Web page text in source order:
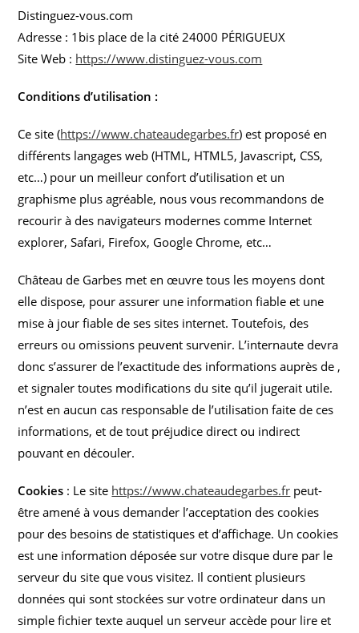
Distinguez-vous.com
Adresse : 1bis place de la cité 24000 PÉRIGUEUX
Site Web : https://www.distinguez-vous.com
Conditions d’utilisation :
Ce site (https://www.chateaudegarbes.fr) est proposé en
différents langages web (HTML, HTML5, Javascript, CSS,
etc…) pour un meilleur confort d’utilisation et un
graphisme plus agréable, nous vous recommandons de
recourir à des navigateurs modernes comme Internet
explorer, Safari, Firefox, Google Chrome, etc…
Château de Garbes met en œuvre tous les moyens dont
elle dispose, pour assurer une information fiable et une
mise à jour fiable de ses sites internet. Toutefois, des
erreurs ou omissions peuvent survenir. L’internaute devra
donc s’assurer de l’exactitude des informations auprès de ,
et signaler toutes modifications du site qu’il jugerait utile.
n’est en aucun cas responsable de l’utilisation faite de ces
informations, et de tout préjudice direct ou indirect
pouvant en découler.
Cookies : Le site https://www.chateaudegarbes.fr peut-
être amené à vous demander l’acceptation des cookies
pour des besoins de statistiques et d’affichage. Un cookies
est une information déposée sur votre disque dure par le
serveur du site que vous visitez. Il contient plusieurs
données qui sont stockées sur votre ordinateur dans un
simple fichier texte auquel un serveur accède pour lire et